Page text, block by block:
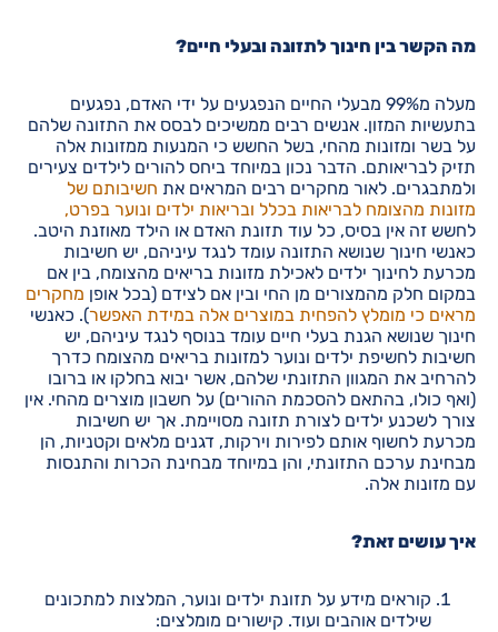
מה הקשר בין חינוך לתזונה ובעלי חיים?
מעלה מ99% מבעלי החיים הנפגעים על ידי האדם, נפגעים
בתעשיות המזון. אנשים רבים ממשיכים לבסס את התזונה שלהם
על בשר ומזונות מהחי, בשל החשש כי המנעות ממזונות אלה
תזיק לבריאותם. הדבר נכון במיוחד ביחס להורים לילדים צעירים
ולמתבגרים. לאור מחקרים רבים המראים את חשיבותם של
מזונות מהצומח לבריאות בכלל ובריאות ילדים ונוער בפרט,
לחשש זה אין בסיס, כל עוד תזונת האדם או הילד מאוזנת היטב.
כאנשי חינוך שנושא התזונה עומד לנגד עיניהם, יש חשיבות
מכרעת לחינוך ילדים לאכילת מזונות בריאים מהצומח, בין אם
במקום חלק מהמצורים מן החי ובין אם לצידם (בכל אופן מחקרים
מראים כי מומלץ להפחית במוצרים אלה במידת האפשר). כאנשי
חינוך שנושא הגנת בעלי חיים עומד בנוסף לנגד עיניהם, יש
חשיבות לחשיפת ילדים ונוער למזונות בריאים מהצומח כדרך
להרחיב את המגוון התזונתי שלהם, אשר יבוא בחלקו או ברובו
(ואף כולו, בהתאם להסכמת ההורים) על חשבון מוצרים מהחי. אין
צורך לשכנע ילדים לצורת תזונה מסויימת. אך יש חשיבות
מכרעת לחשוף אותם לפירות וירקות, דגנים מלאים וקטניות, הן
מבחינת ערכם התזונתי, והן במיוחד מבחינת הכרות והתנסות
עם מזונות אלה.
איך עושים זאת?
קוראים מידע על תזונת ילדים ונוער, המלצות למתכונים
שילדים אוהבים ועוד. קישורים מומלצים: